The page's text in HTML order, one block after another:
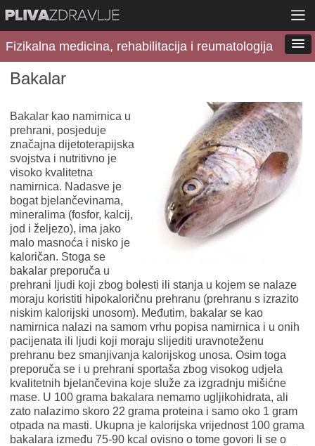
Fizikalna medicina, rehabilitacija i reumatologija
Bakalar
Bakalar kao namirnica u
prehrani, posjeduje
značajna dijetoterapijska
svojstva i nutritivno je
visoko kvalitetna
namirnica. Nadasve je
bogat bjelančevinama,
mineralima (fosfor, kalcij,
jod i željezo), ima jako
malo masnoća i nisko je
kaloričan. Stoga se
bakalar preporuča u
prehrani ljudi koji zbog bolesti ili stanja u kojem se nalaze
moraju koristiti hipokaloričnu prehranu (prehranu s izrazito
niskim kalorijski unosom). Međutim, bakalar se kao
namirnica nalazi na samom vrhu popisa namirnica i u onih
pacijenata ili ljudi koji moraju slijediti uravnoteženu
prehranu bez smanjivanja kalorijskog unosa. Osim toga
preporuča se i u prehrani sportaša zbog visokog udjela
kvalitetnih bjelančevina koje služe za izgradnju mišićne
mase. U 100 grama bakalara nemamo ugljikohidrata, ali
zato nalazimo skoro 22 grama proteina i samo oko 1 gram
otpada na masti. Ukupna je kalorijska vrijednost 100 grama
bakalara između 75-90 kcal ovisno o tome govori li se o